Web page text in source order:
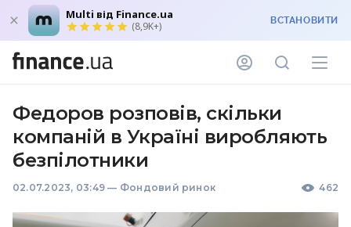
Multi від Finance.ua
(8,9K+) ВСТАНОВИТИ
Федоров розповів, скільки
компаній в Україні виробляють
безпілотники
02.07.2023, 03:49 — Фондовий ринок 462